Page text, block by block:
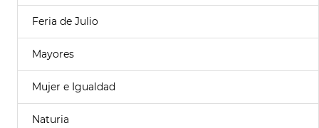
Feria de Julio
Mayores
Mujer e Igualdad
Naturia